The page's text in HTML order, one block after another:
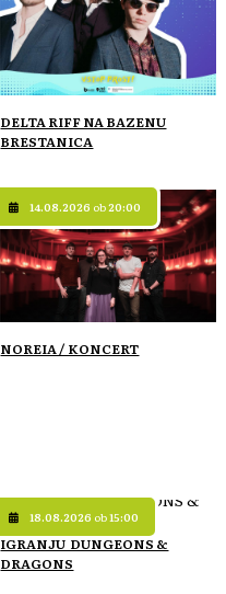
DELTA RIFF NA BAZENU
BRESTANICA
14.08.2026 ob20:00
NOREIA / KONCERT
18.08.2026 ob15:00
IGRANJU DUNGEONS &
DRAGONS